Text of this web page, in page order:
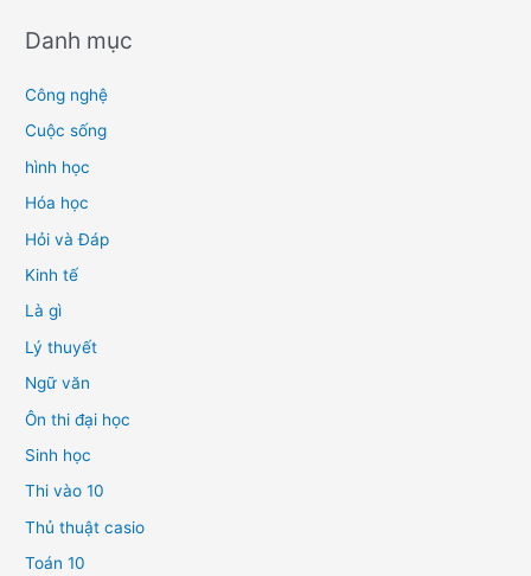
Danh mục
Công nghệ
Cuộc sống
hình học
Hóa học
Hỏi và Đáp
Kinh tế
Là gì
Lý thuyết
Ngữ văn
Ôn thi đại học
Sinh học
Thi vào 10
Thủ thuật casio
Toán 10